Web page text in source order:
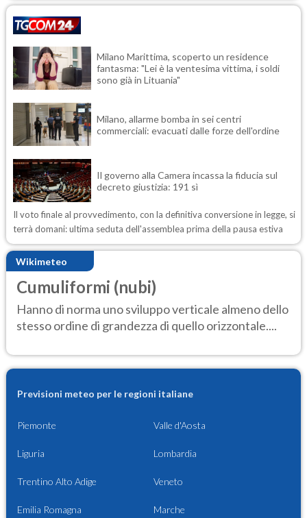
Milano Marittima, scoperto un residence
fantasma: "Lei è la ventesima vittima, i soldi
sono già in Lituania"
Milano, allarme bomba in sei centri
commerciali: evacuati dalle forze dell'ordine
Il governo alla Camera incassa la fiducia sul
decreto giustizia: 191 sì
Il voto finale al provvedimento, con la definitiva conversione in legge, si
terrà domani: ultima seduta dell'assemblea prima della pausa estiva
Wikimeteo
Cumuliformi (nubi)
Hanno di norma uno sviluppo verticale almeno dello
stesso ordine di grandezza di quello orizzontale....
Previsioni meteo per le regioni italiane
Piemonte Valle d'Aosta
Liguria Lombardia
Trentino Alto Adige Veneto
Emilia Romagna Marche